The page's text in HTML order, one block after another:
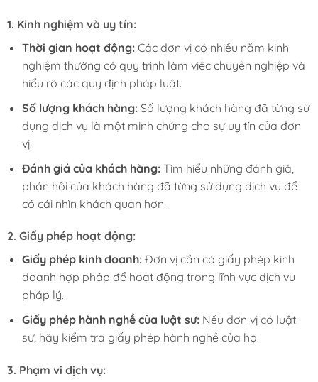
1. Kinh nghiệm và uy tín:
Thời gian hoạt động:Các đơn vị có nhiều năm kinh
nghiệm thường có quy trình làm việc chuyên nghiệp và
hiểu rõ các quy định pháp luật.
Số lượng khách hàng:Số lượng khách hàng đã từng sử
dụng dịch vụ là một minh chứng cho sự uy tín của đơn
vị.
Đánh giá của khách hàng:Tìm hiểu những đánh giá,
phản hồi của khách hàng đã từng sử dụng dịch vụ để
có cái nhìn khách quan hơn.
2. Giấy phép hoạt động:
Giấy phép kinh doanh:Đơn vị cần có giấy phép kinh
doanh hợp pháp để hoạt động trong lĩnh vực dịch vụ
pháp lý.
Giấy phép hành nghề của luật sư:Nếu đơn vị có luật
sư, hãy kiểm tra giấy phép hành nghề của họ.
3. Phạm vi dịch vụ: